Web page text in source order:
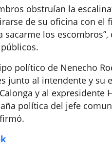
obstruían la
de su oficina con el
sacarme los
político de Nenecho
junto al intendente y su
y al expresidente
política del jefe